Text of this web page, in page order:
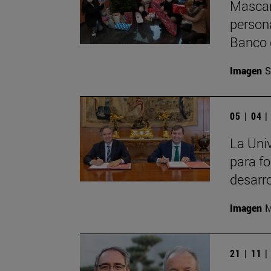
Imagen
05 | 04 |
La
para
Imagen
21 | 11 |